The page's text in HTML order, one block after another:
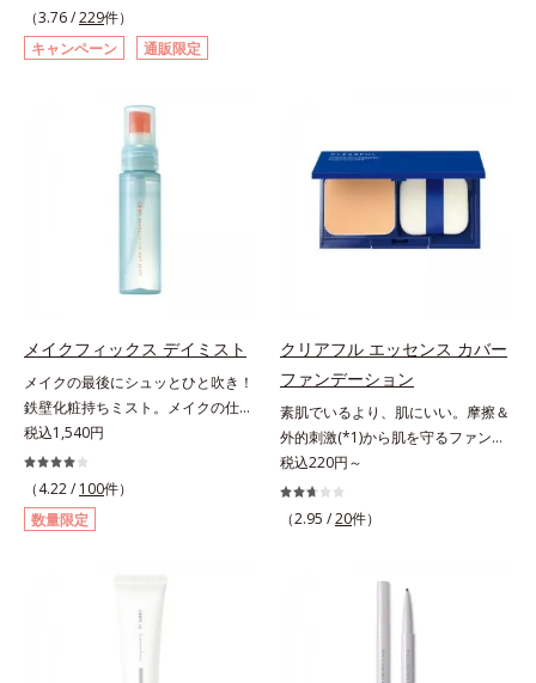
めらかな質感美へ導く、リキッドフ
ァンデーション「カバーはしたいけ
ど厚塗り感はイヤ」「素肌がもとも
なお客様の声から誕生した、軽やか
なのにピタッと密着し、肌悩み
を“つるん”と隠すリキッドファンデ
ーションです。年齢とともに増えて
いくお悩みを自然に隠しつつも、ま
るで“素肌美人”に見える仕上がりを
叶えるのは、微細で均一なカバー粉
体(*1)が大きさの異なる毛穴にも隙
にダマ防止の特殊コーティングを施
すことで、カバー粉体は薄く・均一
に凹凸へフィット。毛穴や色ムラを
カバーしながら自然な仕上がりを叶
えます。また、ファンデーションを
つけている間に保湿成分が肌へ浸透
(*2)するスキンコンディショニング
セラム設計(*3)を採用。肌に触れた
うな透明感とツヤを生み出すこと
で、“つるん”とした光のヴェールを
まとったような仕上がりに。*1 ス
キンフィットカラー成分（酸化チタ
（3.76 /229件）
キャンペーン
通販限定
成分(*5)も配合。しっとり感をキー
プし、ぷるんとした唇に。さっとひ
と塗りするだけで、くすみやすい大
人の肌に血色感を与え、唇を自然に
クワラン、ヒアルロン酸Na、加水
分解コラーゲン
メイクフィックス デイミスト
メイクの最後にシュッとひと吹き！
鉄壁化粧持ちミスト。メイクの仕上
げにシュッとひと吹き。肌とメイク
の密着感をピタッと高め、メイクく
ずれを防ぎ、化粧持ちをアップさせ
るミストタイプの化粧水です。くず
れ防止成分(*1)を含む層と美容成分
振って混ぜると、美容成分がくずれ
防止成分を包み込み、メイクの上に
ピタッと密着。くずれ防止成分が
汗・水・皮脂をはじきながら、美容
税込1,540円
（4.22 / 100件）
数量限定
クリアフル エッセンス カバー
ファンデーション
素肌でいるより、肌にいい。摩擦＆
外的刺激(*1)から肌を守るファンデ
ーション。肌荒れやニキビがある
と、ファンデーションを塗っていい
か悩むもの。とはいえ、素肌のまま
れしやすい、ニキビができやすい人
こそ、肌負担が少ない低刺激設計の
ファンデーションで守るのがベス
ト。「クリアフル エッセンス カバ
税込220円～
（2.95 /20件）